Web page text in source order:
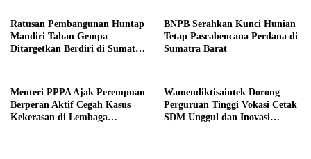
Ratusan Pembangunan Huntap
Mandiri Tahan Gempa
Ditargetkan Berdiri di Sumatra
BNPB Serahkan Kunci Hunian
Tetap Pascabencana Perdana di
Sumatra Barat
Menteri PPPA Ajak Perempuan
Berperan Aktif Cegah Kasus
Kekerasan di Lembaga
Wamendiktisaintek Dorong
Perguruan Tinggi Vokasi Cetak
SDM Unggul dan Inovasi